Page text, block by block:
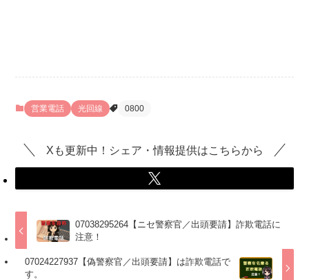
営業電話 光回線 0800
Xも更新中！シェア・情報提供はこちらから
07038295264【ニセ警察官／出頭要請】詐欺電話に
注意！
07024227937【偽警察官／出頭要請】は詐欺電話で
す。